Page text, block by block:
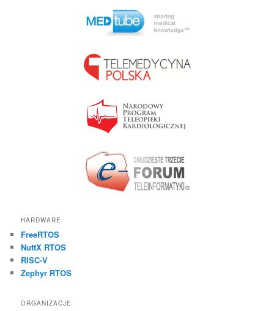
HARDWARE
FreeRTOS
NuttX RTOS
RISC-V
Zephyr RTOS
ORGANIZACJE